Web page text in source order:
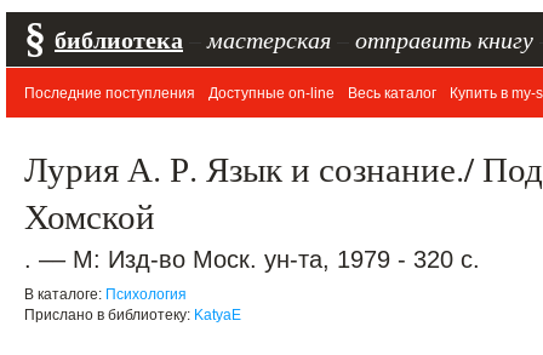
§ библиотека мастерская отправить книгу
Последние поступления Доступные on-line Весь каталог Купить в my-
Лурия А. Р. Язык и сознание./
Хомской
. –– М: Изд-во Моск. ун-та, 1979 - 320 с.
В каталоге: Психология
Прислано в библиотеку: KatyaE